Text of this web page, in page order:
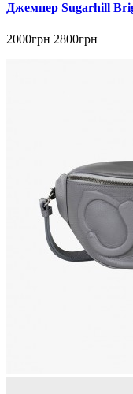
Джемпер Sugarhill
2000грн 2800грн